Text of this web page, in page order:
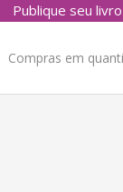
Publique seu livro
Compras em